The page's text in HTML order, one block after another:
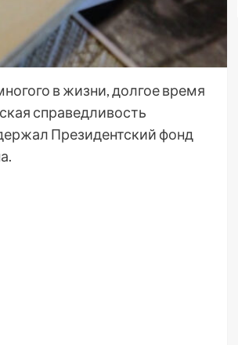
в жизни, долгое время
справедливость
Президентский фонд